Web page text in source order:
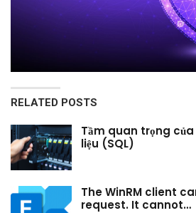
RELATED POSTS
Tầm quan trọng của
liệu (SQL)
The WinRM client
request. It cannot…